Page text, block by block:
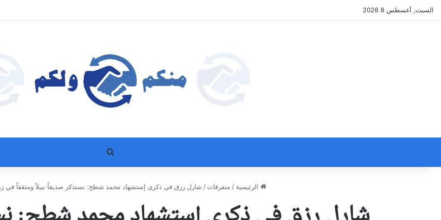
السبت, أغسطس 8 2026
بحث عن
الرئيسية / متفرقات / شارل رزق في ذكرى إستشهاد محمد شطح: نستذكر صديقاً نبيلاً ومثقفاً في